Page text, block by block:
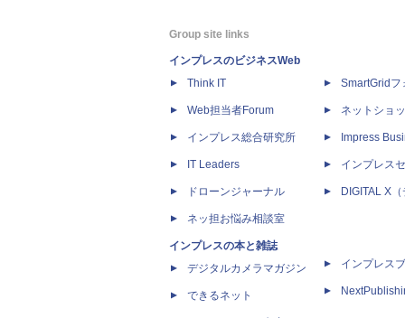
Group site links
インプレスのビジネスWeb
Think IT
Web担当者Forum
インプレス総合研究所
IT Leaders
ドローンジャーナル
ネッ担お悩み相談室
インプレスの本と雑誌
デジタルカメラマガジン
できるネット
SmartGridフ
ネットショ
Impress
インプレス
DIGITAL X
インプレス